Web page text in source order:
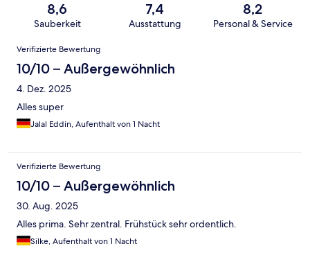
8,6
Sauberkeit
7,4
Ausstattung
8,2
Personal & Service
Bewertungen
Verifizierte Bewertung
10/10 – Außergewöhnlich
4. Dez. 2025
Alles super
Jalal Eddin, Aufenthalt von 1 Nacht
Verifizierte Bewertung
10/10 – Außergewöhnlich
30. Aug. 2025
Alles prima. Sehr zentral. Frühstück sehr ordentlich.
Silke, Aufenthalt von 1 Nacht